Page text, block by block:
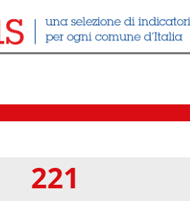
221